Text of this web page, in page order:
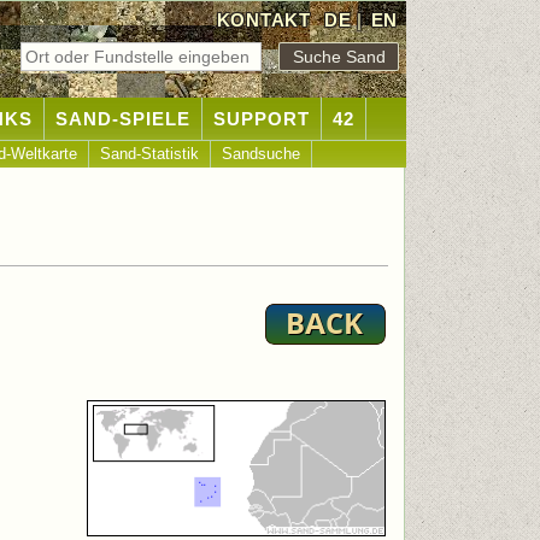
KONTAKT DE|EN
SAND-SPIELE SUPPORT 42
Weltkarte Sand-Statistik Sandsuche